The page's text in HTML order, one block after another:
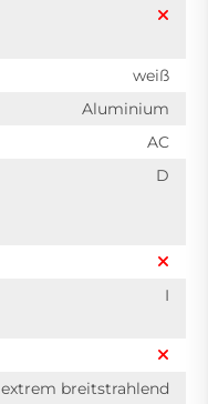
weiß
Aluminium
AC
D
I
extrem breitstrahlend